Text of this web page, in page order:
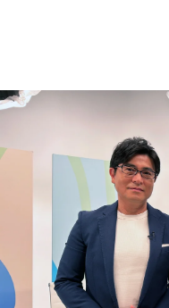
お知らせ
イベント・グッズ
YouTube
会社情報